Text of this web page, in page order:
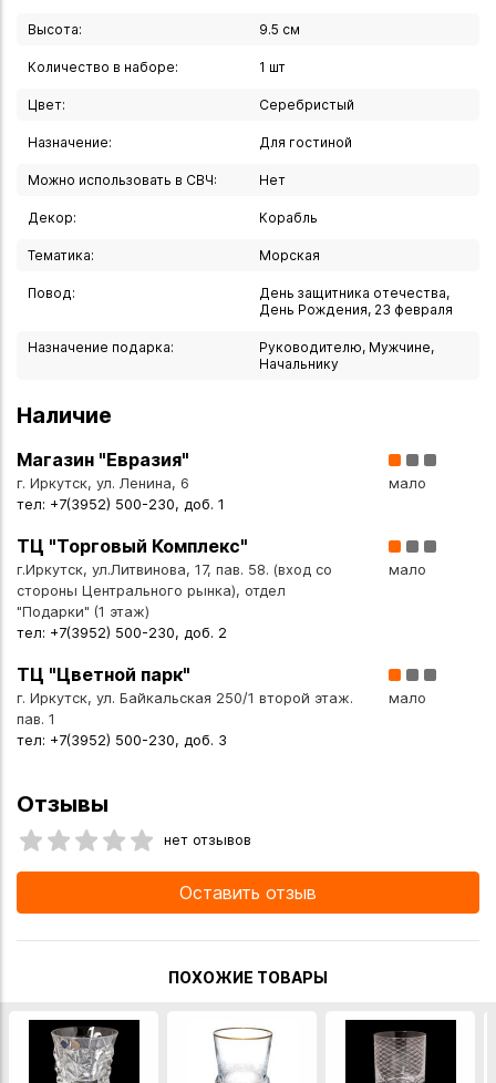
Превосходный выбор для:
Коллекционеров
Особого подарка VIP-персоне
Профессиональных достижений
Бокал «La Paloma» — это не просто предмет сервировки,
сочетающий в себе функциональность, эстетику и
традиции европейского качества. Его неповторимый
подарком для тех, кто ценит изысканность и качество.
Вы можете купить Бокал для виски "La Paloma" 9,5 см,
олово, Artina SKS, Германия в указанных ниже магазинах в
Иркутске и в Ангарске, а также сделать заказ в интернет-
магазине с доставкой курьером по Иркутску или
транспортной компанией по всей России.
Высота: 9.5 см
Количество в наборе: 1 шт
Цвет: Серебристый
Назначение: Для гостиной
Можно использовать в СВЧ: Нет
Декор: Корабль
Тематика: Морская
Повод:
День защитника отечества,
День Рождения, 23 февраля
Назначение подарка:
Руководителю, Мужчине,
Начальнику
Наличие
Магазин "Евразия"
г. Иркутск, ул. Ленина, 6
тел: +7(3952) 500-230, доб. 1
мало
ТЦ "Торговый Комплекс"
г.Иркутск, ул.Литвинова, 17, пав. 58. (вход со
стороны Центрального рынка), отдел
"Подарки" (1 этаж)
тел: +7(3952) 500-230, доб. 2
мало
ТЦ "Цветной парк"
г. Иркутск, ул. Байкальская 250/1 второй этаж.
пав. 1
тел: +7(3952) 500-230, доб. 3
мало
Отзывы
нет отзывов
Оставить отзыв
ПОХОЖИЕ ТОВАРЫ